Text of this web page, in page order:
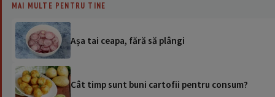
MAI MULTE PENTRU TINE
Așa tai ceapa, fără să plângi
Cât timp sunt buni cartofii pentru consum?